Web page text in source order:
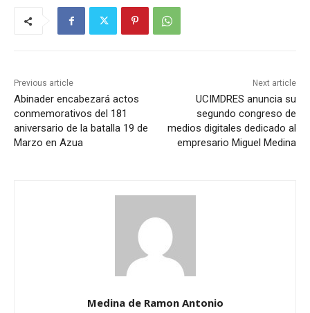
Previous article
Abinader encabezará actos
conmemorativos del 181
aniversario de la batalla 19 de
Marzo en Azua
Next article
UCIMDRES anuncia su
segundo congreso de
medios digitales dedicado al
empresario Miguel Medina
Medina de Ramon Antonio